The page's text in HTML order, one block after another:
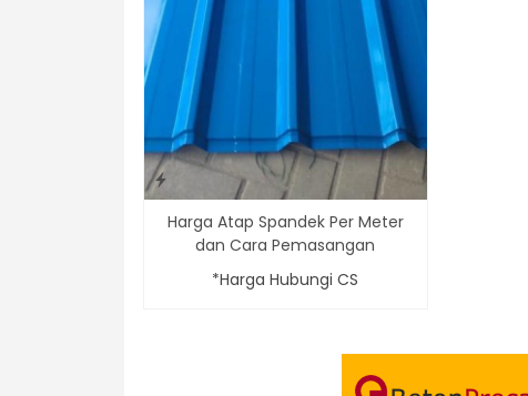
Harga Atap Spandek Per Meter
dan Cara Pemasangan
*Harga Hubungi CS